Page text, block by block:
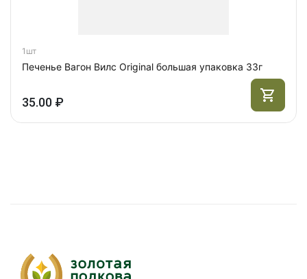
1шт
Печенье Вагон Вилс Original большая упаковка 33г
35.00 ₽